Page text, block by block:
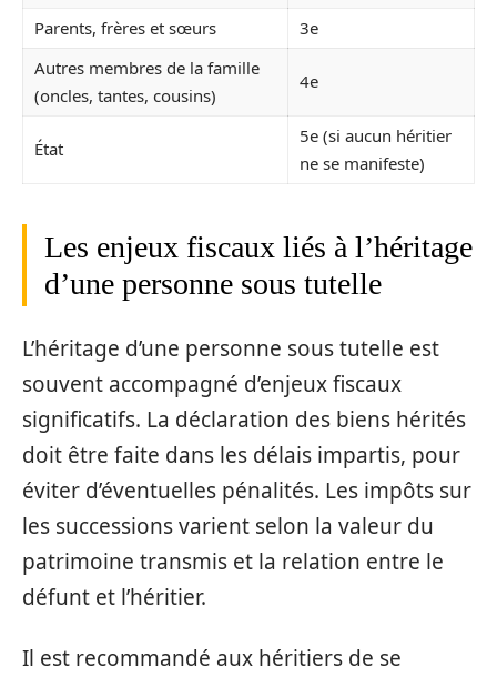
Parents, frères et sœurs
3e
Autres membres de la famille
(oncles, tantes, cousins)
4e
État
5e (si aucun héritier
ne se manifeste)
Les enjeux fiscaux liés à l’héritage
d’une personne sous tutelle
L’héritage d’une personne sous tutelle est
souvent accompagné d’enjeux fiscaux
significatifs. La déclaration des biens hérités
doit être faite dans les délais impartis, pour
éviter d’éventuelles pénalités. Les impôts sur
les successions varient selon la valeur du
patrimoine transmis et la relation entre le
défunt et l’héritier.
Il est recommandé aux héritiers de se